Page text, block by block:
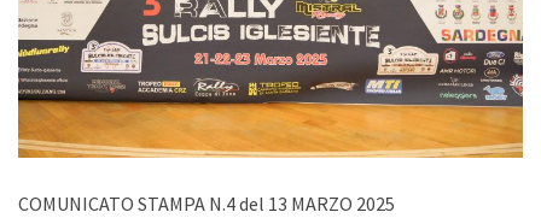
COMUNICATO STAMPA N.4 del 13 MARZO 2025